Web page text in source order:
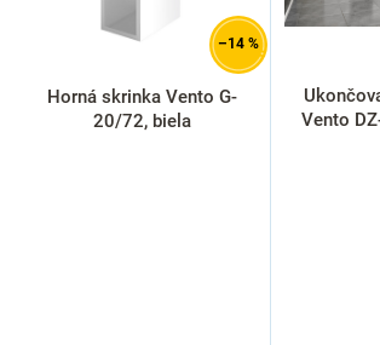
–14 %
Horná skrinka Vento G-
20/72, biela
Vento